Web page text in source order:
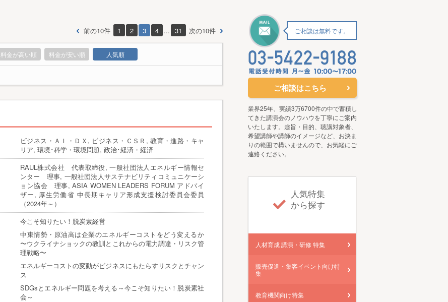
前の10件 1 2 3 4 ... 31 次の10件
料金が高い順 料金が安い順 人気順
ビジネス・ＡＩ・ＤＸ, ビジネス・ＣＳＲ, 教育・進路・キャ
リア, 環境･科学・環境問題, 政治･経済・経済
RAUL株式会社 代表取締役, 一般社団法人エネルギー情報セ
ンター 理事, 一般社団法人サステナビリティコミュニケーシ
ョン協会 理事, ASIA WOMEN LEADERS FORUM アドバイ
ザー, 厚生労働省 中長期キャリア形成支援検討委員会委員
（2024年～）
今こそ知りたい！脱炭素経営
中東情勢・原油高は企業のエネルギーコストをどう変えるか
〜ウクライナショックの教訓とこれからの電力調達・リスク管
理戦略〜
エネルギーコストの変動がビジネスにもたらすリスクとチャン
ス
SDGsとエネルギー問題を考える～今こそ知りたい！脱炭素社
会～
ご相談は無料です。
ご相談はこちら
業界25年、実績3万6700件の中で蓄積し
てきた講演会のノウハウを丁寧にご案内
いたします。趣旨・目的、聴講対象者、
希望講師や講師のイメージなど、お決ま
りの範囲で構いませんので、お気軽にご
連絡ください。
人気特集
から探す
人材育成 講演・研修 特集
販売促進・集客イベント向け特
集
教育機関向け特集